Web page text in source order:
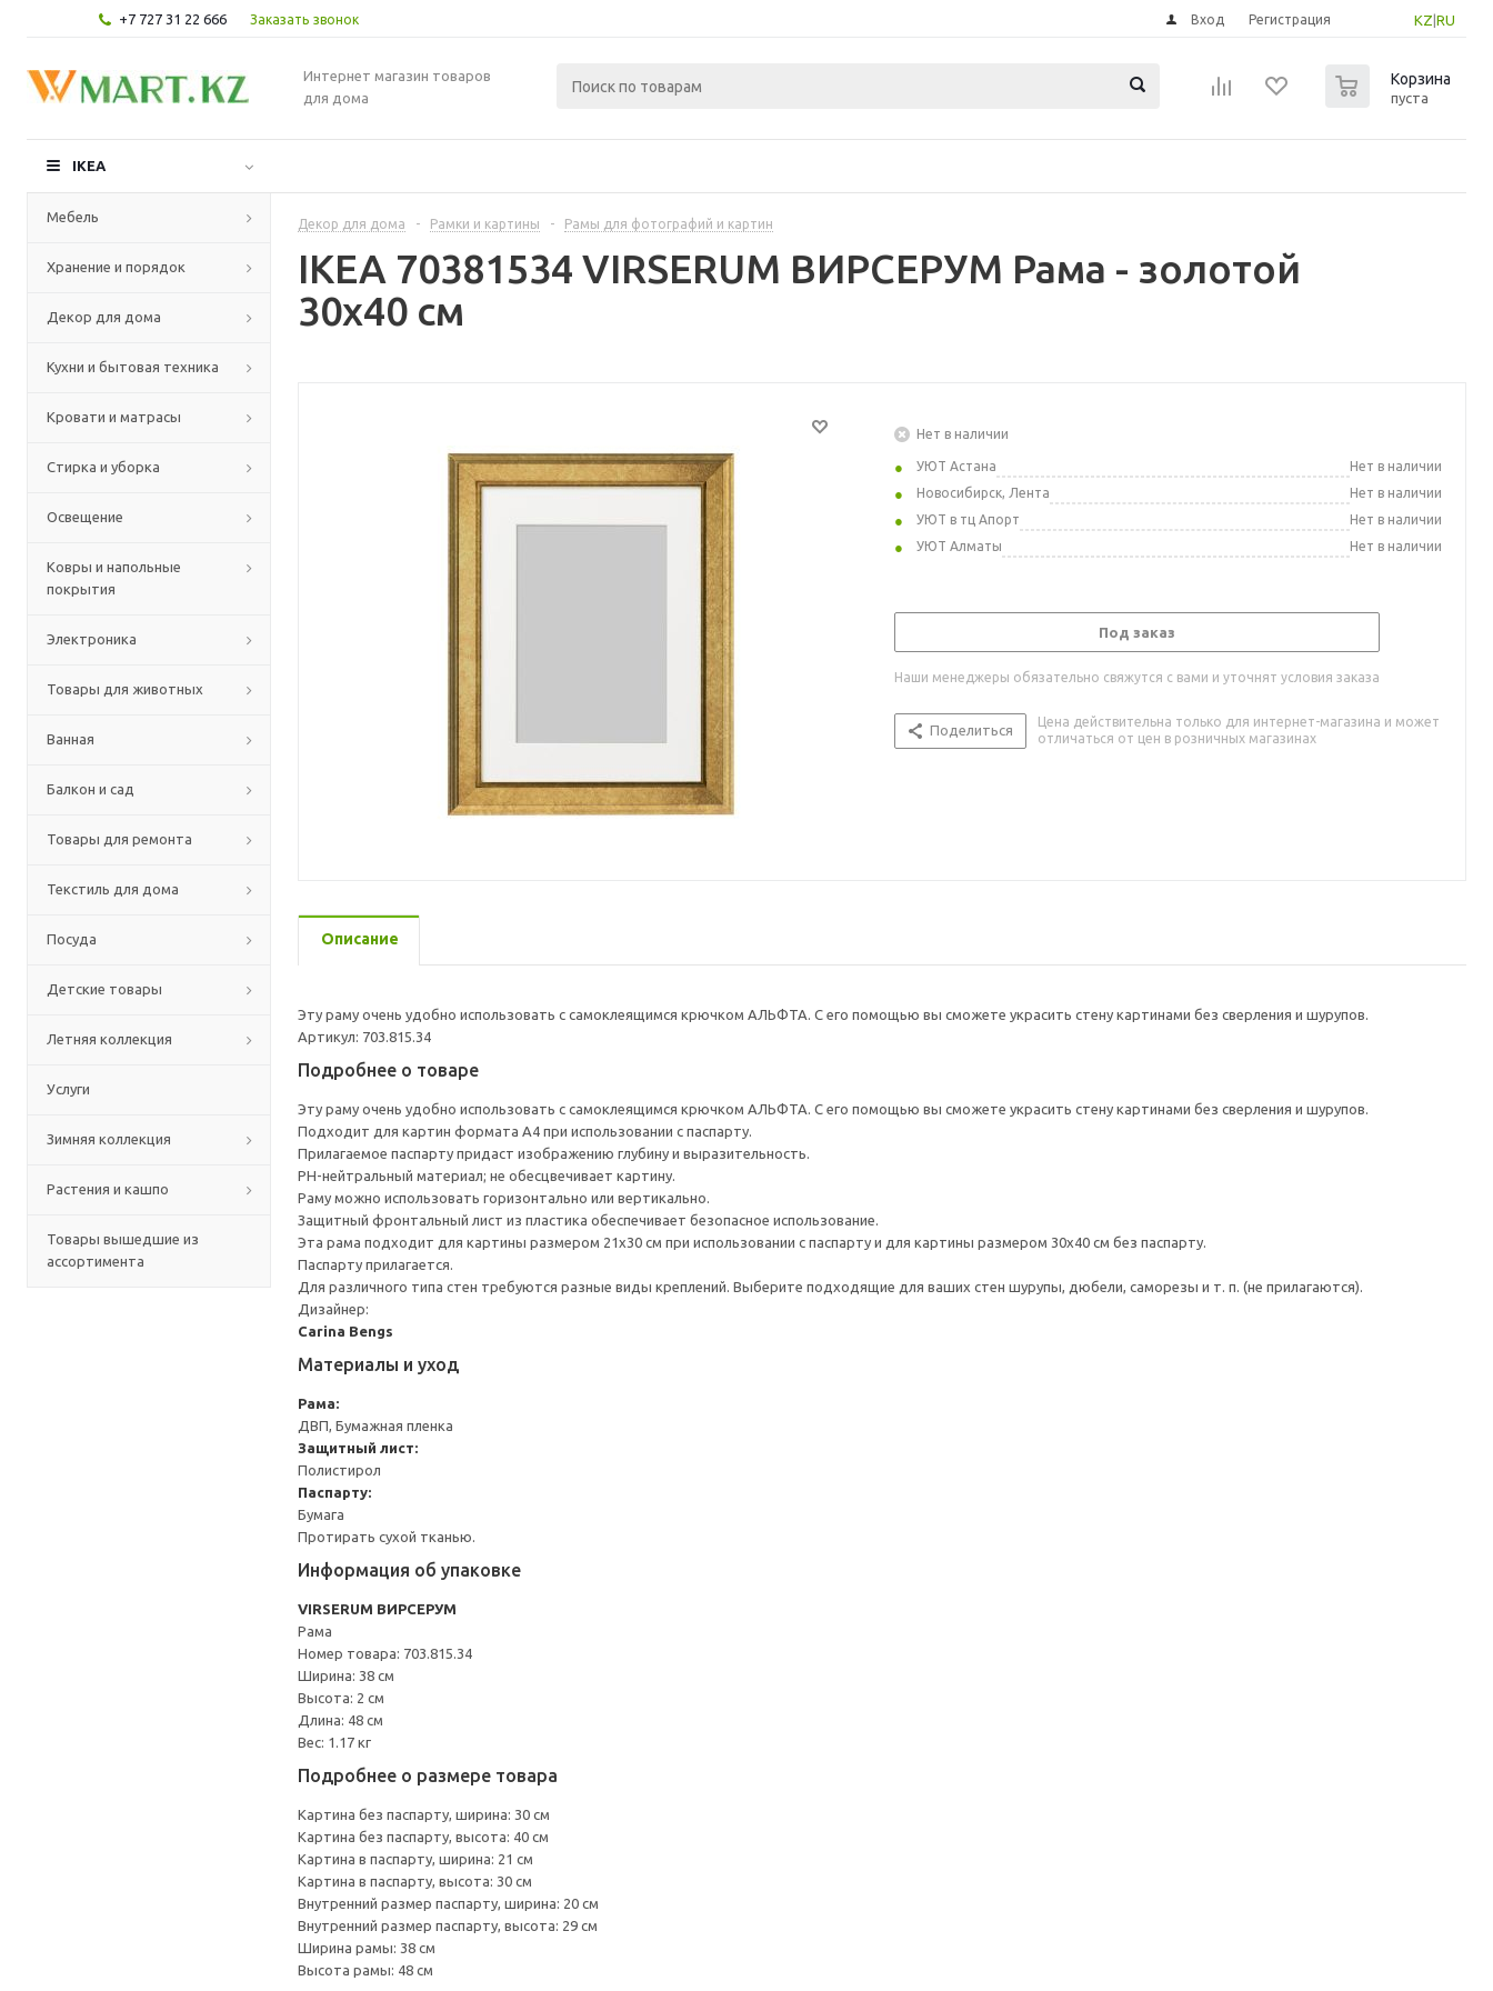
+7 727 31 22 666 Заказать звонок KZ RU
Вход Регистрация
Интернет магазин товаров
для дома
Корзина
пуста
IKEA
Мебель
Хранение и порядок
Декор для дома
Кухни и бытовая техника
Кровати и матрасы
Стирка и уборка
Освещение
Ковры и напольные
покрытия
Электроника
Товары для животных
Ванная
Балкон и сад
Товары для ремонта
Текстиль для дома
Посуда
Детские товары
Летняя коллекция
Услуги
Зимняя коллекция
Растения и кашпо
Товары вышедшие из
ассортимента
Декор для дома - Рамки и картины - Рамы для фотографий и картин
IKEA 70381534 VIRSERUM ВИРСЕРУМ Рама - золотой
30x40 см
Нет в наличии
УЮТ Астана
Нет в наличии
Новосибирск, Лента
Нет в наличии
УЮТ в тц Апорт
Нет в наличии
УЮТ Алматы
Нет в наличии
Под заказ
Наши менеджеры обязательно свяжутся с вами и уточнят условия заказа
Поделиться
Цена действительна только для интернет-магазина и может
отличаться от цен в розничных магазинах
Описание
Эту раму очень удобно использовать с самоклеящимся крючком АЛЬФТА. С его помощью вы сможете украсить стену картинами без сверления и шурупов.
Артикул: 703.815.34
Подробнее о товаре
Эту раму очень удобно использовать с самоклеящимся крючком АЛЬФТА. С его помощью вы сможете украсить стену картинами без сверления и шурупов.
Подходит для картин формата А4 при использовании с паспарту.
Прилагаемое паспарту придаст изображению глубину и выразительность.
PH-нейтральный материал; не обесцвечивает картину.
Раму можно использовать горизонтально или вертикально.
Защитный фронтальный лист из пластика обеспечивает безопасное использование.
Эта рама подходит для картины размером 21х30 см при использовании с паспарту и для картины размером 30х40 см без паспарту.
Паспарту прилагается.
Для различного типа стен требуются разные виды креплений. Выберите подходящие для ваших стен шурупы, дюбели, саморезы и т. п. (не прилагаются).
Дизайнер:
Carina Bengs
Материалы и уход
Рама:
ДВП, Бумажная пленка
Защитный лист:
Полистирол
Паспарту:
Бумага
Протирать сухой тканью.
Информация об упаковке
VIRSERUM ВИРСЕРУМ
Рама
Номер товара: 703.815.34
Ширина: 38 см
Высота: 2 см
Длина: 48 см
Вес: 1.17 кг
Подробнее о размере товара
Картина без паспарту, ширина: 30 см
Картина без паспарту, высота: 40 см
Картина в паспарту, ширина: 21 см
Картина в паспарту, высота: 30 см
Внутренний размер паспарту, ширина: 20 см
Внутренний размер паспарту, высота: 29 см
Ширина рамы: 38 см
Высота рамы: 48 см